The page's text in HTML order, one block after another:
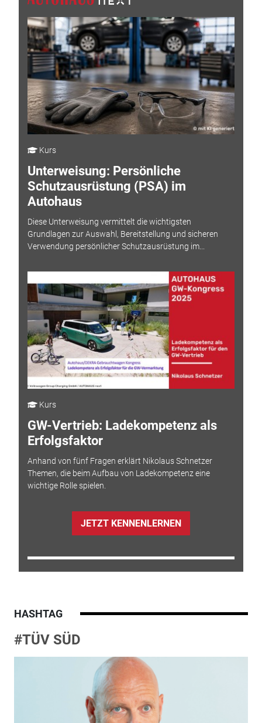
Kurs
Unterweisung: Persönliche
Schutzausrüstung (PSA) im
Autohaus
Diese Unterweisung vermittelt die wichtigsten
Grundlagen zur Auswahl, Bereitstellung und sicheren
Verwendung persönlicher Schutzausrüstung im...
Kurs
GW-Vertrieb: Ladekompetenz als
Erfolgsfaktor
Anhand von fünf Fragen erklärt Nikolaus Schnetzer
Themen, die beim Aufbau von Ladekompetenz eine
wichtige Rolle spielen.
JETZT KENNENLERNEN
HASHTAG
#TÜV SÜD